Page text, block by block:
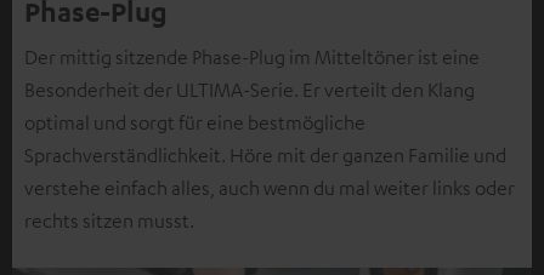
Phase-Plug
Der mittig sitzende Phase-Plug im Mitteltöner ist eine
Besonderheit der ULTIMA-Serie. Er verteilt den Klang
optimal und sorgt für eine bestmögliche
Sprachverständlichkeit. Höre mit der ganzen Familie und
verstehe einfach alles, auch wenn du mal weiter links oder
rechts sitzen musst.